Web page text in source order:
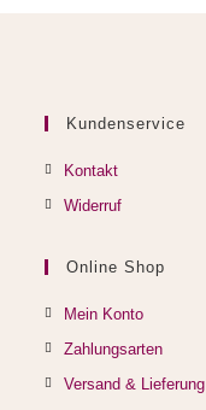
Kundenservice
Kontakt
Widerruf
Online Shop
Mein Konto
Zahlungsarten
Versand & Lieferung